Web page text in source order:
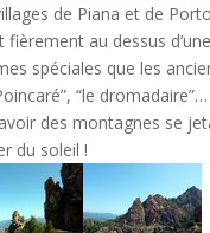
de Piana et de
au dessus
spéciales que les
“le
des montagnes se
du soleil !